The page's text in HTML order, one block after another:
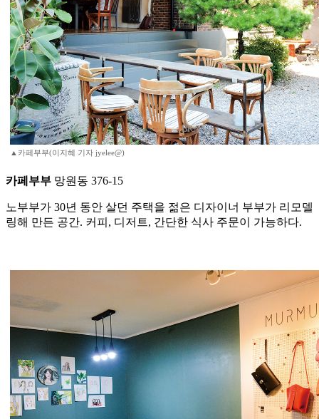
▲카페부부(이지혜 기자 jyelee@)
카페부부 망원동 376-15
노부부가 30년 동안 살던 주택을 젊은 디자이너 부부가 리모델
링해 만든 공간. 커피, 디저트, 간단한 식사 주문이 가능하다.